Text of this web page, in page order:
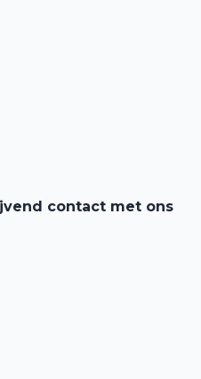
contact met ons